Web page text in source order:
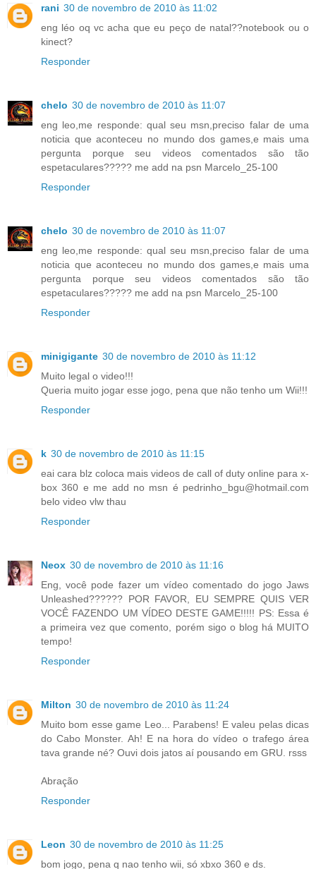
rani 30 de novembro de 2010 às 11:02
eng léo oq vc acha que eu peço de natal??notebook ou o
kinect?
Responder
chelo 30 de novembro de 2010 às 11:07
eng leo,me responde: qual seu msn,preciso falar de uma
noticia que aconteceu no mundo dos games,e mais uma
pergunta porque seu videos comentados são tão
espetaculares????? me add na psn Marcelo_25-100
Responder
chelo 30 de novembro de 2010 às 11:07
eng leo,me responde: qual seu msn,preciso falar de uma
noticia que aconteceu no mundo dos games,e mais uma
pergunta porque seu videos comentados são tão
espetaculares????? me add na psn Marcelo_25-100
Responder
minigigante 30 de novembro de 2010 às 11:12
Muito legal o video!!!
Queria muito jogar esse jogo, pena que não tenho um Wii!!!
Responder
k 30 de novembro de 2010 às 11:15
eai cara blz coloca mais videos de call of duty online para x-
box 360 e me add no msn é pedrinho_bgu@hotmail.com
belo video vlw thau
Responder
Neox 30 de novembro de 2010 às 11:16
Eng, você pode fazer um vídeo comentado do jogo Jaws
Unleashed?????? POR FAVOR, EU SEMPRE QUIS VER
VOCÊ FAZENDO UM VÍDEO DESTE GAME!!!!! PS: Essa é
a primeira vez que comento, porém sigo o blog há MUITO
tempo!
Responder
Milton 30 de novembro de 2010 às 11:24
Muito bom esse game Leo... Parabens! E valeu pelas dicas
do Cabo Monster. Ah! E na hora do vídeo o trafego área
tava grande né? Ouvi dois jatos aí pousando em GRU. rsss
Abração
Responder
Leon 30 de novembro de 2010 às 11:25
bom jogo, pena q nao tenho wii, só xbxo 360 e ds.